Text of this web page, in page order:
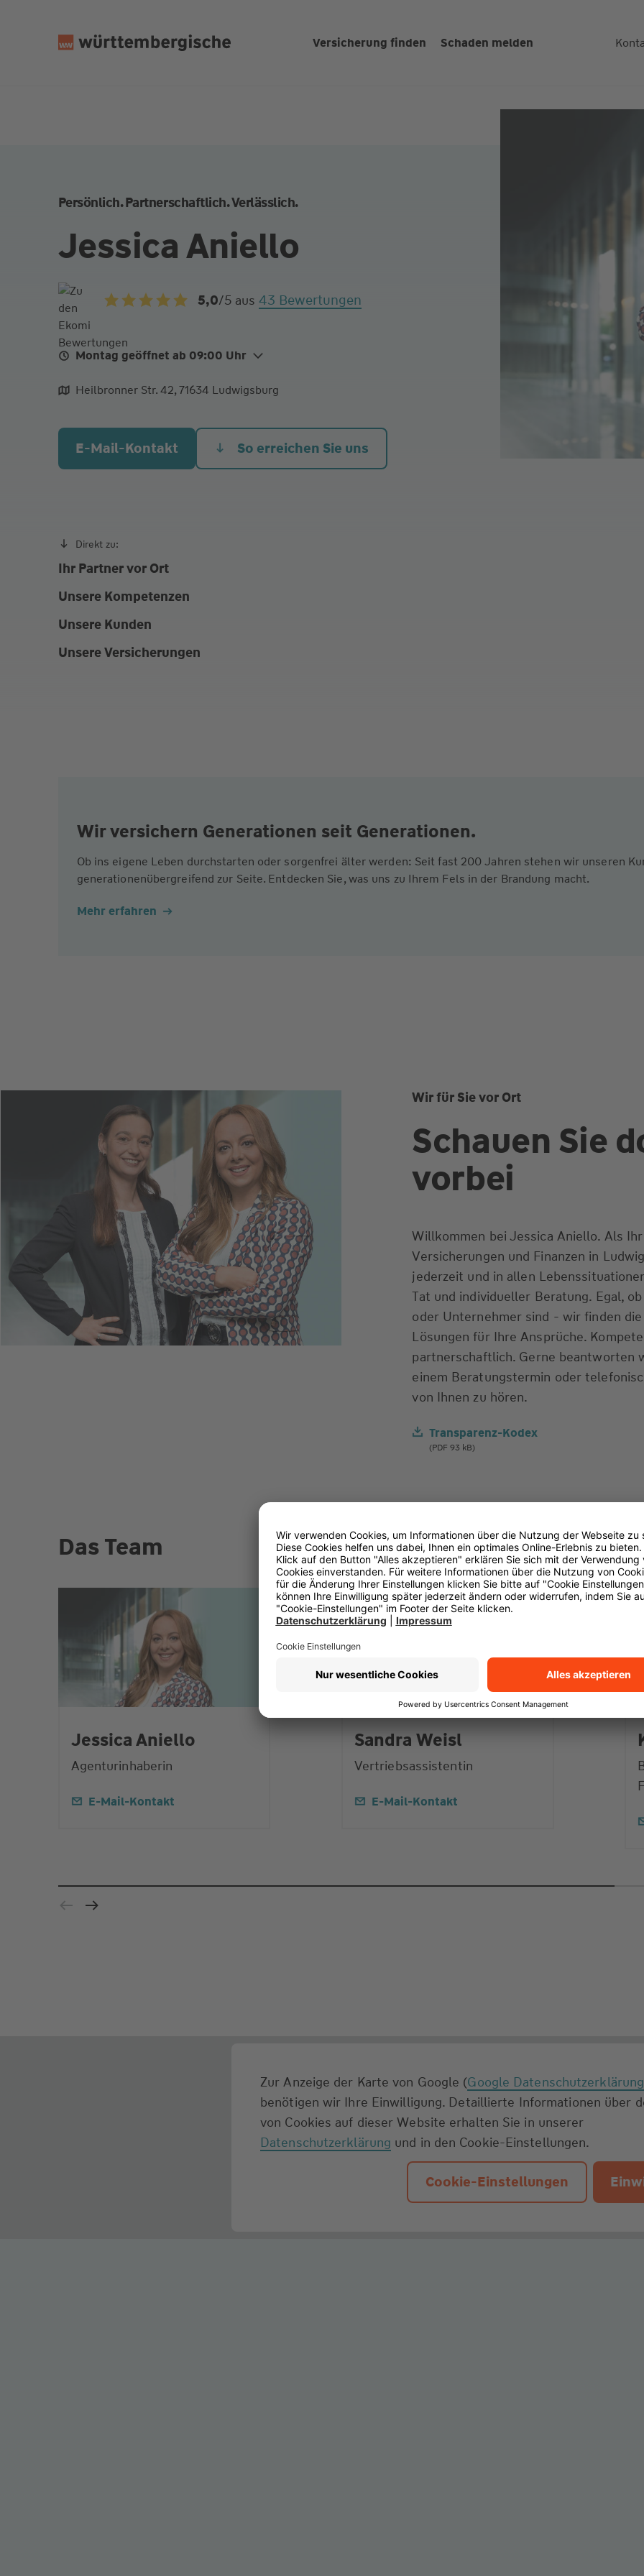
Versicherung finden Schaden melden
Persönlich. Partnerschaftlich. Verlässlich.
Jessica Aniello
5,0/5 aus43 Bewertungen
Montag geöffnet ab 09:00 Uhr
Mo.
09:00 - 18:00
Mi.
09:00 - 18:00
Do.
09:00 - 18:00
Heilbronner Str. 42, 71634 Ludwigsburg
E-Mail-Kontakt So erreichen Sie uns
Direkt zu:
Ihr Partner vor Ort
Unsere Kompetenzen
Unsere Kunden
Unsere Versicherungen
Wir versichern Generationen seit Generationen.
Ob ins eigene Leben durchstarten oder sorgenfrei älter werden: Seit fast 200 Jahren stehen wir unseren
generationenübergreifend zur Seite. Entdecken Sie, was uns zu Ihrem Fels in der Brandung macht.
Mehr erfahren
Wir für Sie vor Ort
Schauen Sie
vorbei
Willkommen bei Jessica Aniello. Als
Versicherungen und Finanzen in
jederzeit und in allen
Tat und individueller Beratung. Egal,
oder Unternehmer sind - wir finden die
Lösungen für Ihre Ansprüche.
partnerschaftlich. Gerne beantworten
einem Beratungstermin oder
von Ihnen zu hören.
Transparenz-Kodex
(PDF 93 kB)
Das Team
Jessica Aniello
Agenturinhaberin
E-Mail-Kontakt
Sandra Weisl
Vertriebsassistentin
E-Mail-Kontakt
Zur Anzeige der Karte von Google (Google Datenschutzerklärung
benötigen wir Ihre Einwilligung. Detaillierte Informationen über
von Cookies auf dieser Website erhalten Sie in unserer
Datenschutzerklärung und in den Cookie-Einstellungen.
Cookie-Einstellungen